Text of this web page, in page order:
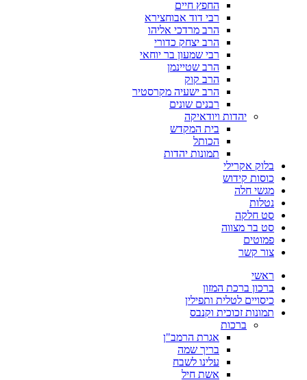
החפץ חיים
רבי דוד אבוחצירא
הרב מרדכי אליהו
הרב יצחק כדורי
רבי שמעון בר יוחאי
הרב שטיינמן
הרב קוק
הרב ישעיה מקרסטיר
רבנים שונים
יהדות ויודאיקה
בית המקדש
הכותל
תמונות יהדות
בלוק אקרילי
כוסות קידוש
מגשי חלה
נטלות
סט חלקה
סט בר מצווה
פמוטים
צור קשר
ראשי
ברכון ברכת המזון
כיסויים לטלית ותפילין
תמונות זכוכית וקנבס
ברכות
אגרת הרמב"ן
בריך שמה
עלינו לשבח
אשת חיל